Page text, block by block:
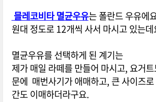
믈레코비타 멸균우유는폴란드 우유에
원대 정도로 12개씩 사서 마시고 있는데
멸균우유를 선택하게 된 계기는
제가 매일 라떼를 만들어 마시고, 요거
문에 매번사기가 애매하고, 큰 사이즈
간도 이매하더라구요.